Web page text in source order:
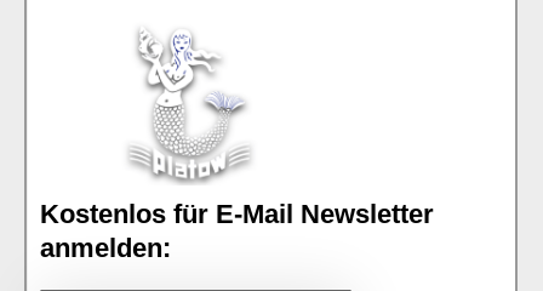
Kostenlos für E-Mail Newsletter
anmelden: